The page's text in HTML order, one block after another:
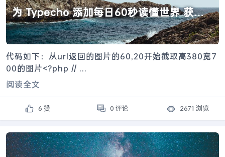
为 Typecho 添加每日60秒读懂世界 获取
头图
代码如下：从url返回的图片的60,20开始截取高380宽7
00的图片<?php // ...
阅读全文
6 赞 0 评论 2671 浏览